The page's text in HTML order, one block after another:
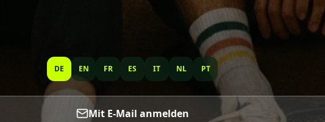
DE EN FR ES IT NL PT
Mit E-Mail anmelden